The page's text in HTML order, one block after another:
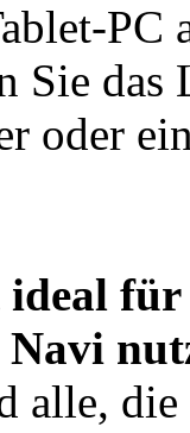
PC
Sie das
oder
ideal
alle,